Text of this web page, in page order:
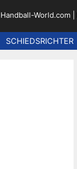
Handball-World.com
SCHIEDSRICHTER